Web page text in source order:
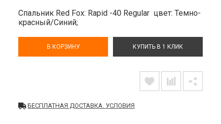
Спальник Red Fox: Rapid -40 Regular цвет: Темно-
красный/Синий;
В КОРЗИНУ КУПИТЬ В 1 КЛИК
БЕСПЛАТНАЯ ДОСТАВКА. УСЛОВИЯ